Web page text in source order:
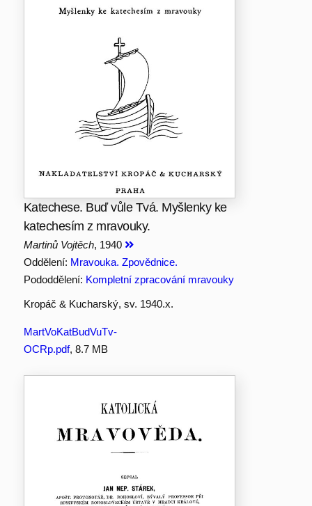
Katechese. Buď vůle Tvá. Myšlenky ke
katechesím z mravouky.
Martinů Vojtěch, 1940
Oddělení: Mravouka. Zpovědnice.
Pododdělení: Kompletní zpracování mravouky
Kropáč & Kucharský, sv. 1940.x.
MartVoKatBudVuTv-
OCRp.pdf, 8.7 MB